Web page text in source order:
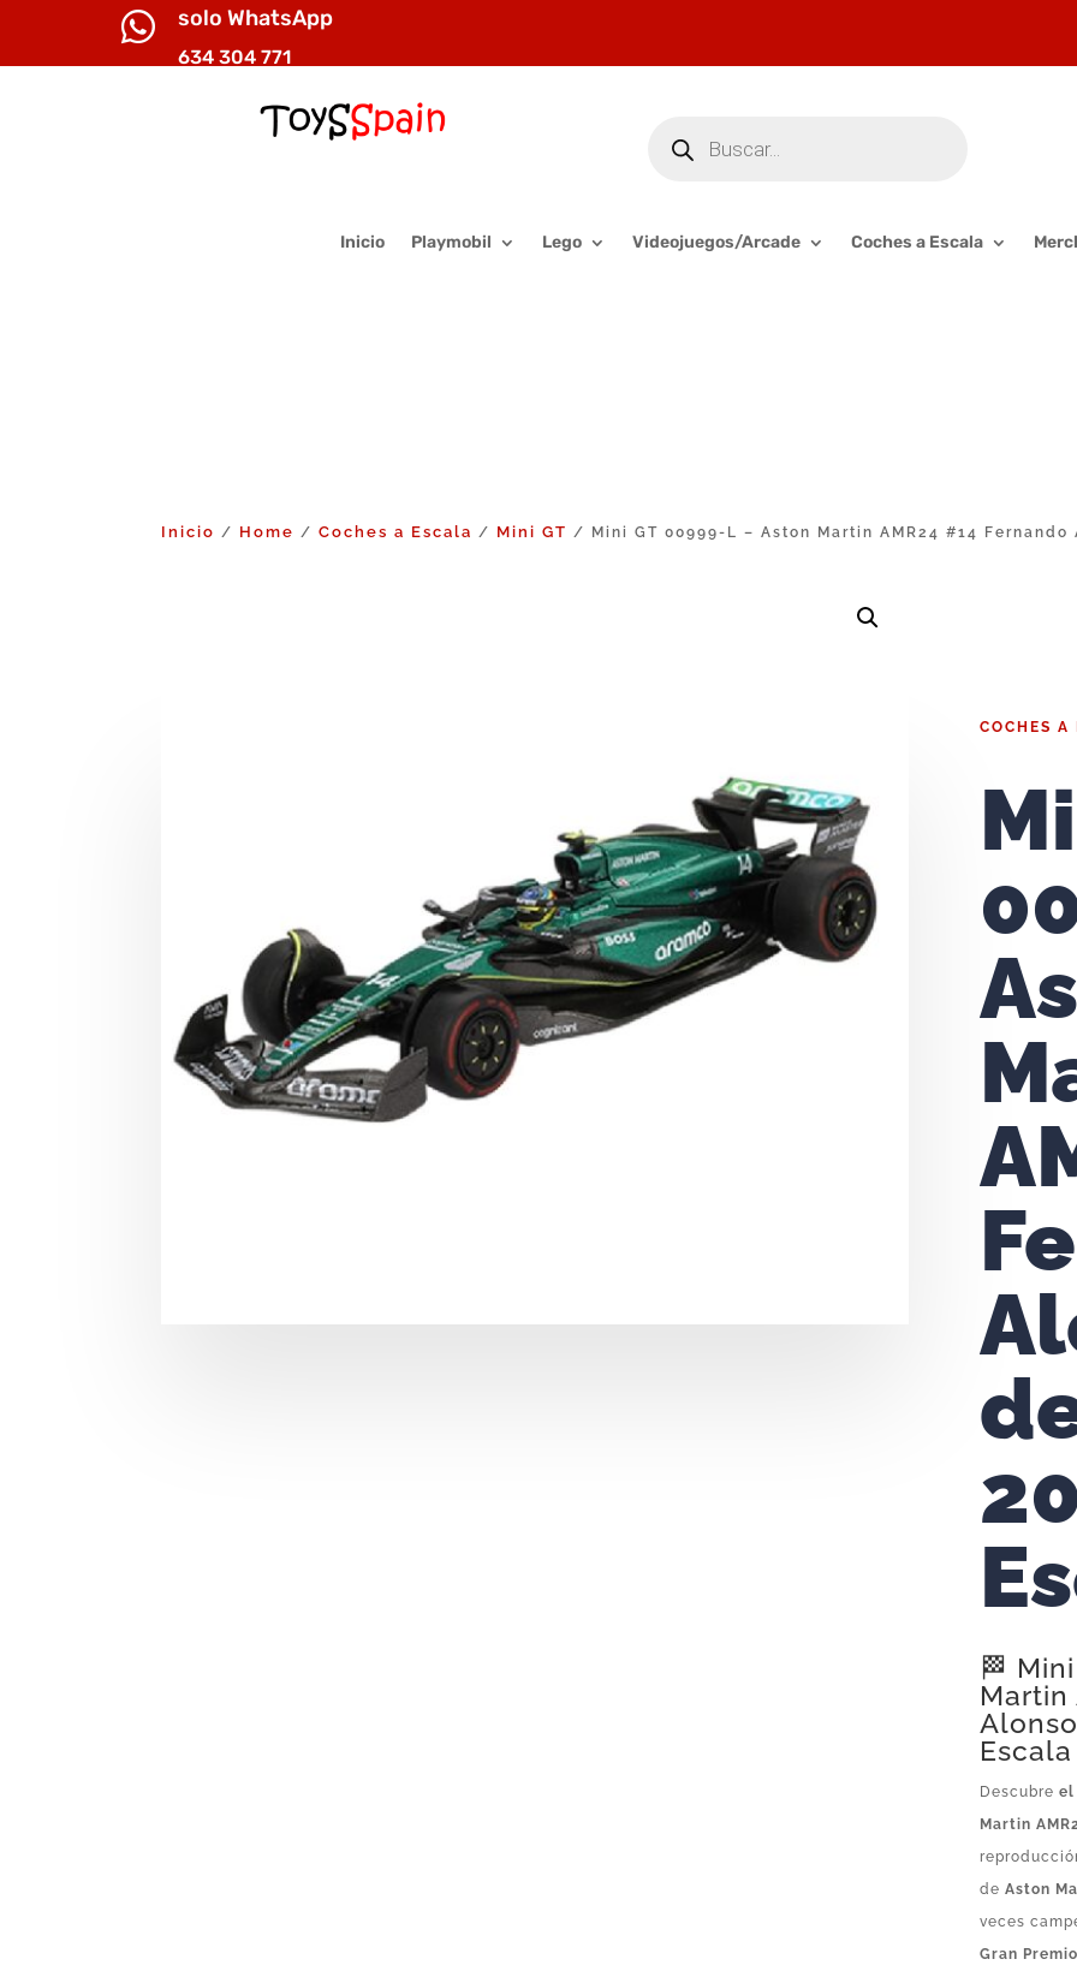
 solo WhatsApp
634 304 771
productos
Inicio Playmobil Lego Videojuegos/Arcade Coches a Escala
Inicio / Home /Coches a Escala / Mini GT / Mini GT 00999-L – Aston Martin AMR24 #14
COCHES A
🏁
Martin
Descubre el
Martin
de Aston
veces
Gran